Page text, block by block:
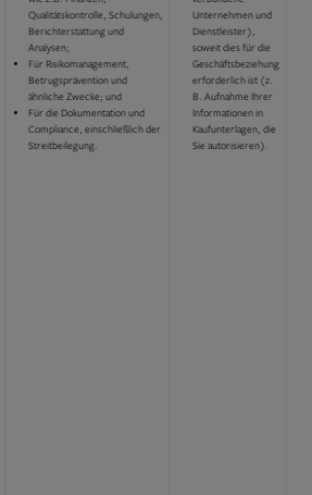
Qualitätskontrolle, Schulungen,
Berichterstattung und
Analysen;
Für Risikomanagement,
Betrugsprävention und
ähnliche Zwecke; und
Für die Dokumentation und
Compliance, einschließlich der
Streitbeilegung.
Unternehmen und
Dienstleister),
soweit dies für die
Geschäftsbeziehung
erforderlich ist (z.
B. Aufnahme Ihrer
Informationen in
Kaufunterlagen, die
Sie autorisieren).